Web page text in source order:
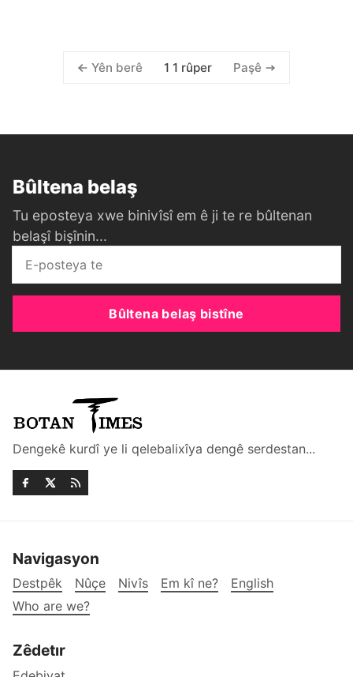
Yên berê 1 1 rûper Paşê
Bûltena belaş
Tu eposteya xwe binivîsî em ê ji te re bûltenan
belaşî bişînin...
Bûltena belaş bistîne
Dengekê kurdî ye li qelebalixîya dengê serdestan...
Navigasyon
Destpêk Nûçe Nivîs Em kî ne?
English
Who are we?
Zêdetır